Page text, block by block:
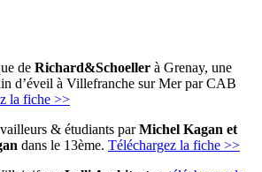
de Richard&Schoeller à Grenay, une
d’éveil à Villefranche sur Mer par CAB
la fiche >>
& étudiants parMichel Kagan et
dans le 13ème. Téléchargez la fiche >>